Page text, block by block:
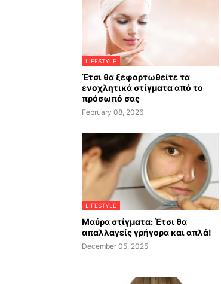
LIFESTYLE
Έτσι θα ξεφορτωθείτε τα
ενοχλητικά στίγματα από το
πρόσωπό σας
February 08, 2026
LIFESTYLE
Μαύρα στίγματα: Έτσι θα
απαλλαγείς γρήγορα και απλά!
December 05, 2025